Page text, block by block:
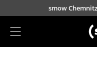
Direkt zum Inhalt
100
smow Chemnitz